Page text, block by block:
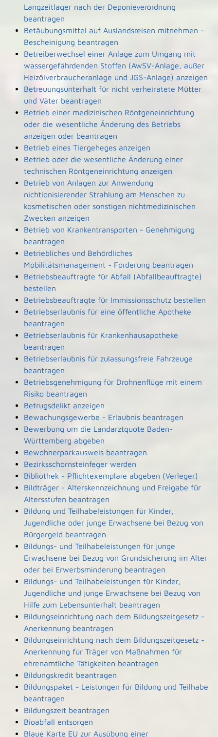
Langzeitlager nach der Deponieverordnung
beantragen
Betäubungsmittel auf Auslandsreisen mitnehmen -
Bescheinigung beantragen
Betreiberwechsel einer Anlage zum Umgang mit
wassergefährdenden Stoffen (AwSV-Anlage, außer
Heizölverbraucheranlage und JGS-Anlage) anzeigen
Betreuungsunterhalt für nicht verheiratete Mütter
und Väter beantragen
Betrieb einer medizinischen Röntgeneinrichtung
oder die wesentliche Änderung des Betriebs
anzeigen oder beantragen
Betrieb eines Tiergeheges anzeigen
Betrieb oder die wesentliche Änderung einer
technischen Röntgeneinrichtung anzeigen
Betrieb von Anlagen zur Anwendung
nichtionisierender Strahlung am Menschen zu
kosmetischen oder sonstigen nichtmedizinischen
Zwecken anzeigen
Betrieb von Krankentransporten - Genehmigung
beantragen
Betriebliches und Behördliches
Mobilitätsmanagement - Förderung beantragen
Betriebsbeauftragte für Abfall (Abfallbeauftragte)
bestellen
Betriebsbeauftragte für Immissionsschutz bestellen
Betriebserlaubnis für eine öffentliche Apotheke
beantragen
Betriebserlaubnis für Krankenhausapotheke
beantragen
Betriebserlaubnis für zulassungsfreie Fahrzeuge
beantragen
Betriebsgenehmigung für Drohnenflüge mit einem
Risiko beantragen
Betrugsdelikt anzeigen
Bewachungsgewerbe - Erlaubnis beantragen
Bewerbung um die Landarztquote Baden-
Württemberg abgeben
Bewohnerparkausweis beantragen
Bezirksschornsteinfeger werden
Bibliothek - Pflichtexemplare abgeben (Verleger)
Bildträger - Alterskennzeichnung und Freigabe für
Altersstufen beantragen
Bildung und Teilhabeleistungen für Kinder,
Jugendliche oder junge Erwachsene bei Bezug von
Bürgergeld beantragen
Bildungs- und Teilhabeleistungen für junge
Erwachsene bei Bezug von Grundsicherung im Alter
oder bei Erwerbsminderung beantragen
Bildungs- und Teilhabeleistungen für Kinder,
Jugendliche und junge Erwachsene bei Bezug von
Hilfe zum Lebensunterhalt beantragen
Bildungseinrichtung nach dem Bildungszeitgesetz -
Anerkennung beantragen
Bildungseinrichtung nach dem Bildungszeitgesetz -
Anerkennung für Träger von Maßnahmen für
ehrenamtliche Tätigkeiten beantragen
Bildungskredit beantragen
Bildungspaket - Leistungen für Bildung und Teilhabe
beantragen
Bildungszeit beantragen
Bioabfall entsorgen
Blaue Karte EU zur Ausübung einer